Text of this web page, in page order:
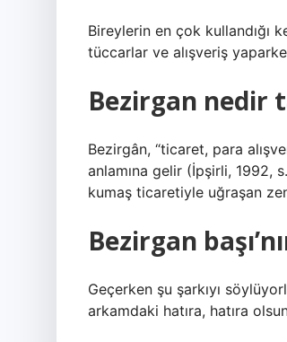
Bireylerin en çok kullandığı
tüccarlar ve alışveriş
Bezirgan nedir
Bezirgân, “ticaret, para
anlamına gelir (İpşirli, 1992,
kumaş ticaretiyle uğraşan
Bezirgan
Geçerken şu şarkıyı
arkamdaki hatıra, hatıra